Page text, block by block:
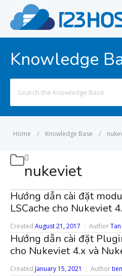
Knowledge
for:
Home / Knowledge Base /
nukeviet
Hướng dẫn cài đặt
LSCache cho Nukeviet
Created August 21, 2017 Author
Hướng dẫn cài đặt
cho Nukeviet 4.x và
Created January 15, 2021 Author